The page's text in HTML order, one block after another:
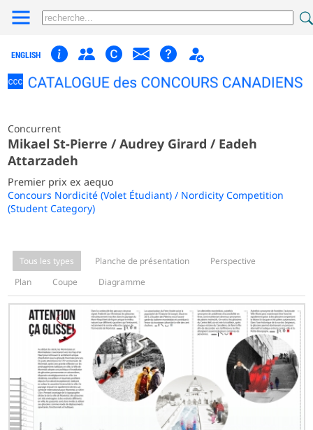
ENGLISH
Concurrent
Mikael St-Pierre / Audrey Girard / Eadeh
Attarzadeh
Premier prix ex aequo
Concours Nordicité (Volet Étudiant) / Nordicity Competition
(Student Category)
Tous les types Planche de présentation
Perspective
Plan
Coupe Diagramme